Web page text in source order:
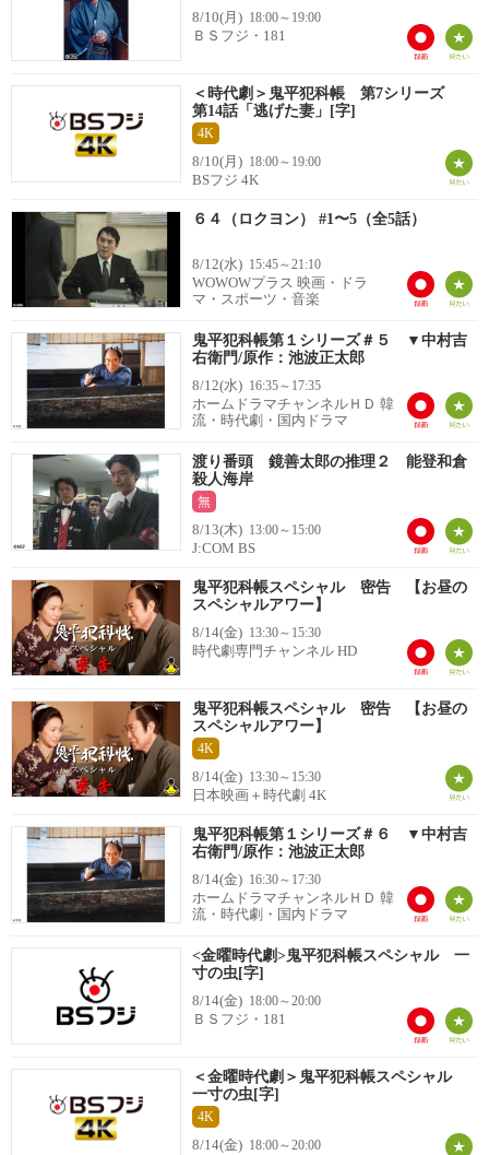
8/10(月) 18:00～19:00
ＢＳフジ・181
＜時代劇＞鬼平犯科帳 第7シリーズ
第14話「逃げた妻」[字]
4K
8/10(月) 18:00～19:00
BSフジ 4K
６４（ロクヨン） #1〜5（全5話）
8/12(水) 15:45～21:10
WOWOWプラス 映画・ドラ
マ・スポーツ・音楽
鬼平犯科帳第１シリーズ＃５ ▼中村吉
右衛門/原作：池波正太郎
8/12(水) 16:35～17:35
ホームドラマチャンネルＨＤ 韓
流・時代劇・国内ドラマ
渡り番頭 鏡善太郎の推理２ 能登和倉
殺人海岸
無
8/13(木) 13:00～15:00
J:COM BS
鬼平犯科帳スペシャル 密告 【お昼の
スペシャルアワー】
8/14(金) 13:30～15:30
時代劇専門チャンネル HD
鬼平犯科帳スペシャル 密告 【お昼の
スペシャルアワー】
4K
8/14(金) 13:30～15:30
日本映画＋時代劇 4K
鬼平犯科帳第１シリーズ＃６ ▼中村吉
右衛門/原作：池波正太郎
8/14(金) 16:30～17:30
ホームドラマチャンネルＨＤ 韓
流・時代劇・国内ドラマ
<金曜時代劇>鬼平犯科帳スペシャル 一
寸の虫[字]
8/14(金) 18:00～20:00
ＢＳフジ・181
＜金曜時代劇＞鬼平犯科帳スペシャル
一寸の虫[字]
4K
8/14(金) 18:00～20:00